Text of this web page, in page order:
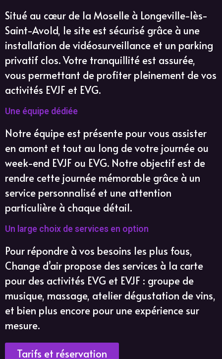
Situé au cœur de la Moselle à Longeville-lès-
Saint-Avold, le site est sécurisé grâce à une
installation de vidéosurveillance et un parking
privatif clos. Votre tranquillité est assurée,
vous permettant de profiter pleinement de vos
activités EVJF et EVG.
Une équipe dédiée
Notre équipe est présente pour vous assister
en amont et tout au long de votre journée ou
week-end EVJF ou EVG. Notre objectif est de
rendre cette journée mémorable grâce à un
service personnalisé et une attention
particulière à chaque détail.
Un large choix de services en option
Pour répondre à vos besoins les plus fous,
Change d’air propose des services à la carte
pour des activités EVG et EVJF : groupe de
musique, massage, atelier dégustation de vins,
et bien plus encore pour une expérience sur
mesure.
Tarifs et réservation